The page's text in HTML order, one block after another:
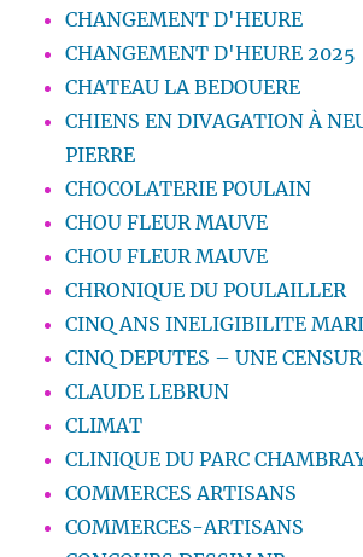
CHANGEMENT D'HEURE
CHANGEMENT D'HEURE 2025
CHATEAU LA BEDOUERE
CHIENS EN DIVAGATION À
PIERRE
CHOCOLATERIE POULAIN
CHOU FLEUR MAUVE
CHOU FLEUR MAUVE
CHRONIQUE DU POULAILLER
CINQ ANS INELIGIBILITE
CINQ DEPUTES – UNE
CLAUDE LEBRUN
CLIMAT
CLINIQUE DU PARC
COMMERCES ARTISANS
COMMERCES-ARTISANS